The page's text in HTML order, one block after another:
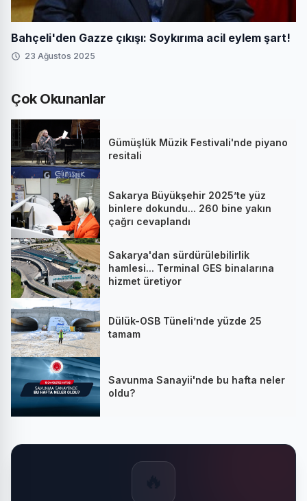
Bahçeli'den Gazze çıkışı: Soykırıma acil eylem şart!
23 Ağustos 2025
Çok Okunanlar
Gümüşlük Müzik Festivali'nde piyano
resitali
Sakarya Büyükşehir 2025’te yüz
binlere dokundu... 260 bine yakın
çağrı cevaplandı
Sakarya'dan sürdürülebilirlik
hamlesi... Terminal GES binalarına
hizmet üretiyor
Dülük-OSB Tüneli’nde yüzde 25
tamam
Savunma Sanayii'nde bu hafta neler
oldu?